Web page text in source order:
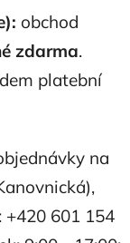
obchod
zdarma.
platební
na
+420 601 154